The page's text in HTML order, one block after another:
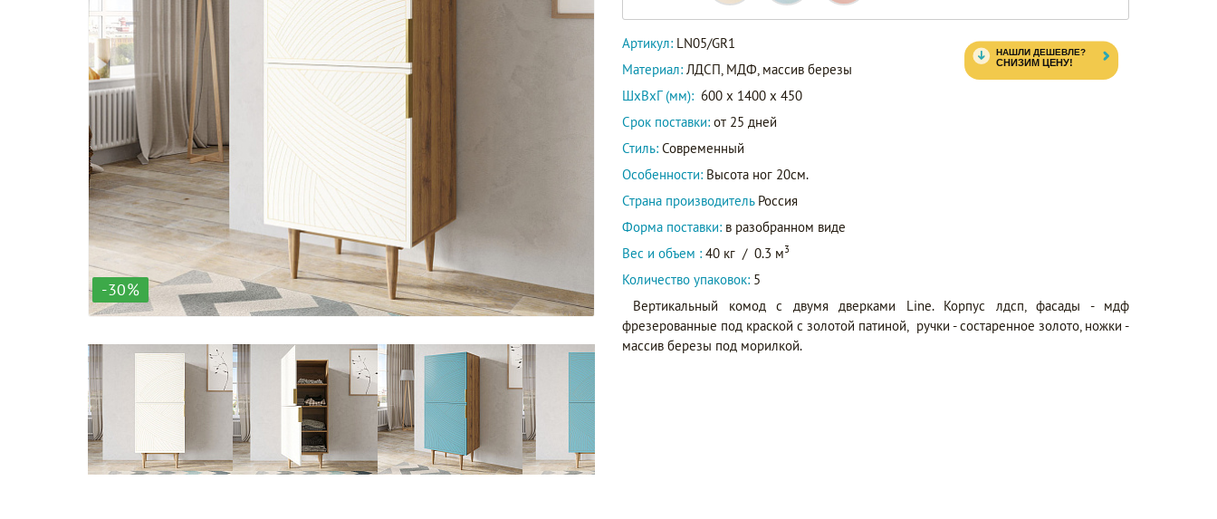
-30%
Артикул: LN05/GR1
Материал: ЛДСП, МДФ, массив березы
ШxВxГ (мм): 600 x 1400 x 450
Срок поставки: от 25 дней
Стиль: Современный
Особенности: Высота ног 20см.
Страна производитель Россия
Форма поставки: в разобранном виде
Вес и объем : 40 кг / 0.3 м3
Количество упаковок: 5
Вертикальный комод с двумя дверками Line. Корпус лдсп, фасады - мдф
фрезерованные под краской с золотой патиной, ручки - состаренное золото, ножки -
массив березы под морилкой.